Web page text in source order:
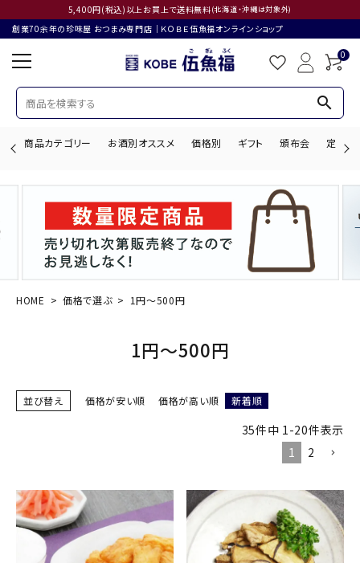
5,400円(税込)以上お買上で送料無料(北海道・沖縄は対象外)
創業70余年の珍味屋 おつまみ専門店│ＫＯＢＥ伍魚福オンラインショップ
0
search
商品カテゴリー お酒別オススメ 価格別 ギフト 頒布会 定期購
search
ACCOUNT MENU
お酒別オススメ
お問い合わせ
ご利用ガイド
HOME 価格で選ぶ 1円～500円
1円～500円
並び替え 価格が安い順 価格が高い順 新着順
35件中 1 -20件表示
1
2